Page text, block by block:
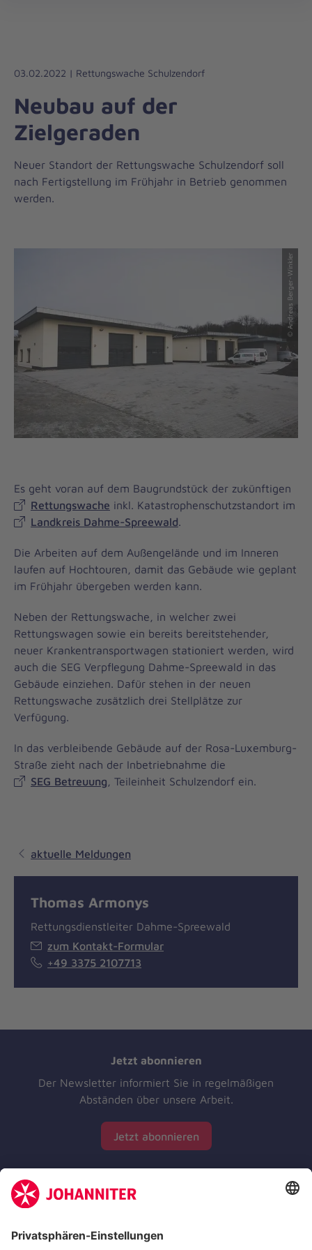
Liebe
Leben
03.02.2022 | Rettungswache Schulzendorf
Neubau auf der
Zielgeraden
Neuer Standort der Rettungswache Schulzendorf soll
nach Fertigstellung im Frühjahr in Betrieb genommen
werden.
© Andreas Berger-Winkler
Es geht voran auf dem Baugrundstück der zukünftigen
Rettungswache inkl. Katastrophenschutzstandort im
Landkreis Dahme-Spreewald.
Die Arbeiten auf dem Außengelände und im Inneren
laufen auf Hochtouren, damit das Gebäude wie geplant
im Frühjahr übergeben werden kann.
Neben der Rettungswache, in welcher zwei
Rettungswagen sowie ein bereits bereitstehender,
neuer Krankentransportwagen stationiert werden, wird
auch die SEG Verpflegung Dahme-Spreewald in das
Gebäude einziehen. Dafür stehen in der neuen
Rettungswache zusätzlich drei Stellplätze zur
Verfügung.
In das verbleibende Gebäude auf der Rosa-Luxemburg-
Straße zieht nach der Inbetriebnahme die
SEG Betreuung , Teileinheit Schulzendorf ein.
aktuelle Meldungen
Thomas Armonys
Rettungsdienstleiter Dahme-Spreewald
zum Kontakt-Formular
+49 3375 2107713
Jetzt abonnieren
Der Newsletter informiert Sie in regelmäßigen
Abständen über unsere Arbeit.
Jetzt abonnieren
Zertifizierung der Johanniter-Unfall-Hilfe e.V.